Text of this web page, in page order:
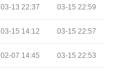
03-13 22:37 03-15 22:59
03-15 14:12 03-15 22:57
02-07 14:45 03-15 22:53